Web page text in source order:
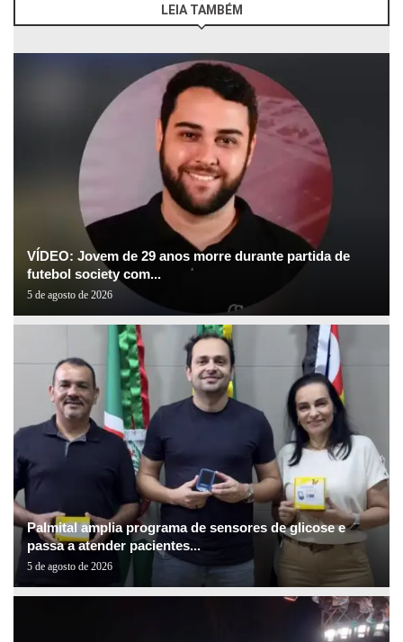
LEIA TAMBÉM
VÍDEO: Jovem de 29 anos morre durante partida de
futebol society com...
5 de agosto de 2026
Palmital amplia programa de sensores de glicose e
passa a atender pacientes...
5 de agosto de 2026